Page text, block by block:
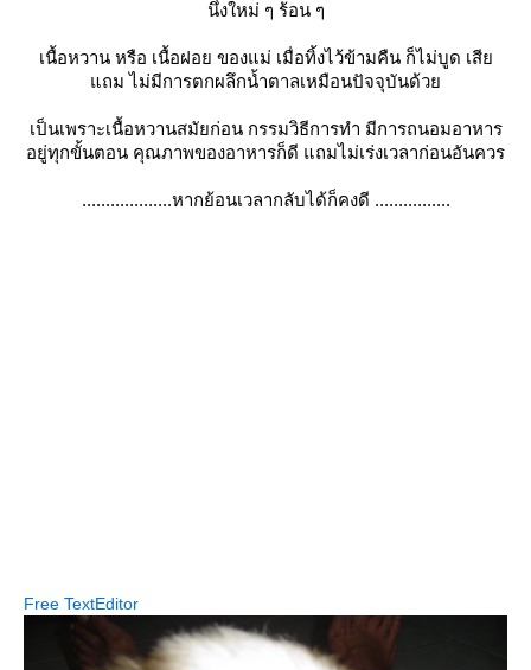
นึ่งใหม่ ๆ ร้อน ๆ
เนื้อหวาน หรือ เนื้อฝอย ของแม่ เมื่อทิ้งไว้ข้ามคืน ก็ไม่บูด เสี
ถม ไม่มีการตกผลึกน้ำตาลเหมือนปัจจุบันด้ว
เป็นเพราะเนื้อหวานสมัยก่อน กรรมวิธีการทำ มีการถนอมอาหาร
อยู่ทุกขั้นตอน คุณภาพของอาหารก็ดี แถมไม่เร่งเวลาก่อนอันควร
...................หากย้อนเวลากลับได้ก็คงดี ................
Free TextEditor